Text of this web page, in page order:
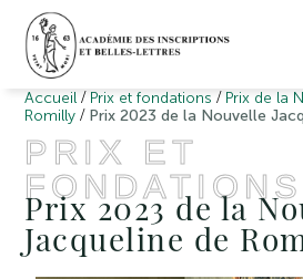
Accueil / Prix et fondations / Prix de la
Romilly / Prix 2023 de la Nouvelle
PRIX ET
FONDATIONS
Prix 2023 de la
Jacqueline de